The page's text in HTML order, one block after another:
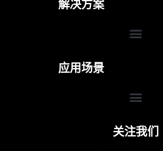
解决方案
Menu
应用场景
Menu
关注我们